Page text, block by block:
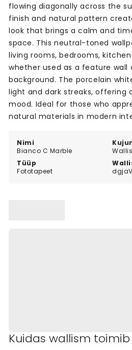
Nimi
Bianco C Marble
Tüüp
Fototapeet
flowing diagonally across the
finish and natural pattern
look that brings a calm and
space. This neutral-toned
living rooms, bedrooms,
whether used as a feature wall
background. The porcelain
light and dark streaks, offering
mood. Ideal for those who
natural materials in modern
Kuidas wallism toimib